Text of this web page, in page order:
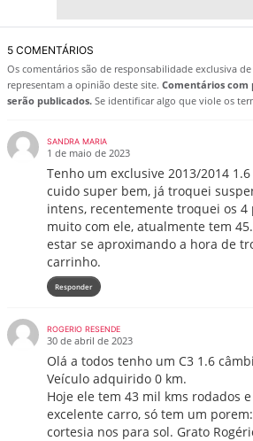
5 COMENTÁRIOS
Os comentários são de responsabilidade exclusiva
representam a opinião deste site. Comentários com
serão publicados. Se identificar algo que viole os
SANDRA MARIA
1 de maio de 2023
Tenho um exclusive 2013/2014
cuido super bem, já troquei
intens, recentemente troquei os 4
muito com ele, atualmente tem
estar se aproximando a hora de
carrinho.
Responder
ROGERIO RESENDE
30 de abril de 2023
Olá a todos tenho um C3 1.6
Veículo adquirido 0 km.
Hoje ele tem 43 mil kms rodados
excelente carro, só tem um
cortesia nos para sol. Grato